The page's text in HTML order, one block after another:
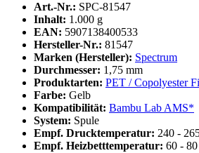
Art.-Nr.: SPC-81547
Inhalt: 1.000 g
EAN: 5907138400533
Hersteller-Nr.: 81547
Marken (Hersteller): Spectrum
Durchmesser: 1,75 mm
Produktarten: PET / Copolyester
Farbe: Gelb
Kompatibilität: Bambu Lab AMS*
System: Spule
Empf. Drucktemperatur: 240 -
Empf. Heizbetttemperatur: 60 - 80